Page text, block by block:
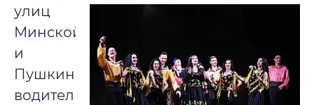
улиц
Минской
и
Пушкина
водитель